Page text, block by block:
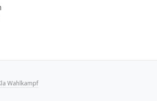
Wahlkampf